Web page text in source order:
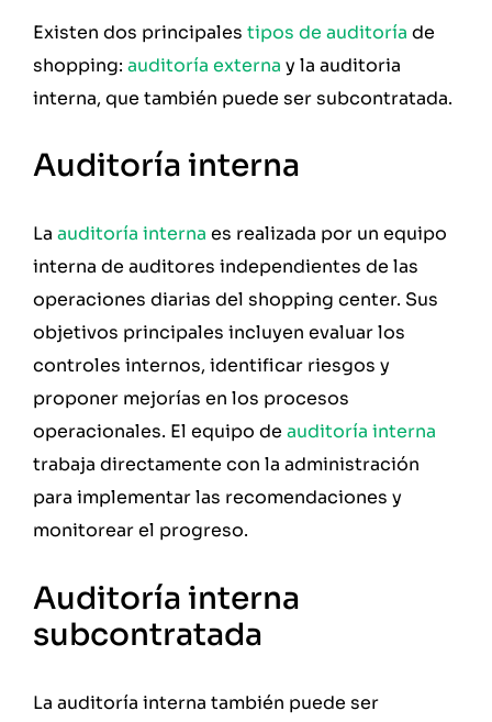
Existen dos principales tipos de auditoría de
shopping: auditoría externa y la auditoria
interna, que también puede ser subcontratada.
Auditoría interna
La auditoría interna es realizada por un equipo
interna de auditores independientes de las
operaciones diarias del shopping center. Sus
objetivos principales incluyen evaluar los
controles internos, identificar riesgos y
proponer mejorías en los procesos
operacionales. El equipo de auditoría interna
trabaja directamente con la administración
para implementar las recomendaciones y
monitorear el progreso.
Auditoría interna
subcontratada
La auditoría interna también puede ser